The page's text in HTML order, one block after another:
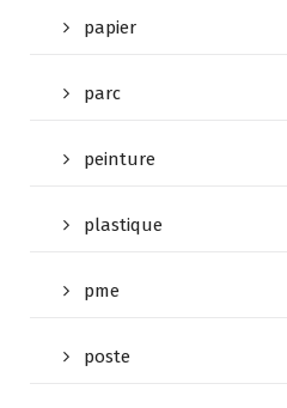
papier
parc
peinture
plastique
pme
poste